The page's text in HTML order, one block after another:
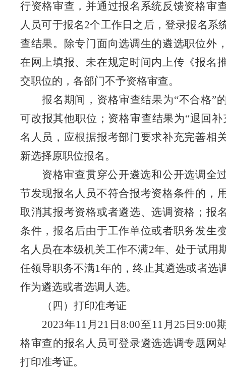
行资格审查，并通过报名系统反馈资格审
人员可于报名2个工作日之后，登录报名系
查结果。除专门面向选调生的遴选职位外
在网上填报、未在规定时间内上传《报名
交职位的，各部门不予资格审查。
报名期间，资格审查结果为“不合格”
可改报其他职位；资格审查结果为“退回补
名人员，应根据报考部门要求补充完善相
新选择原职位报名。
资格审查贯穿公开遴选和公开选调全
节发现报名人员不符合报考资格条件的，
取消其报考资格或者遴选、选调资格；报
条件，报名后由于工作单位或者职务发生
名人员在本级机关工作不满2年、处于试用
任领导职务不满1年的 ，终止其遴选或者选
作为遴选或者选调人选。
（四）打印准考证
2023年11 月 21 日8:00至11 月 25 日9:00
格审查的报名人员可登录遴选选调专题网
打印准考证。